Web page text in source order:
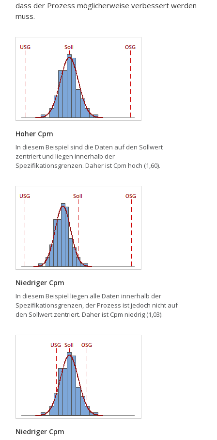
dass der Prozess möglicherweise verbessert werden
muss.
Hoher Cpm
In diesem Beispiel sind die Daten auf den Sollwert
zentriert und liegen innerhalb der
Spezifikationsgrenzen. Daher ist Cpm hoch (1,60).
Niedriger Cpm
In diesem Beispiel liegen alle Daten innerhalb der
Spezifikationsgrenzen, der Prozess ist jedoch nicht auf
den Sollwert zentriert. Daher ist Cpm niedrig (1,03).
Niedriger Cpm